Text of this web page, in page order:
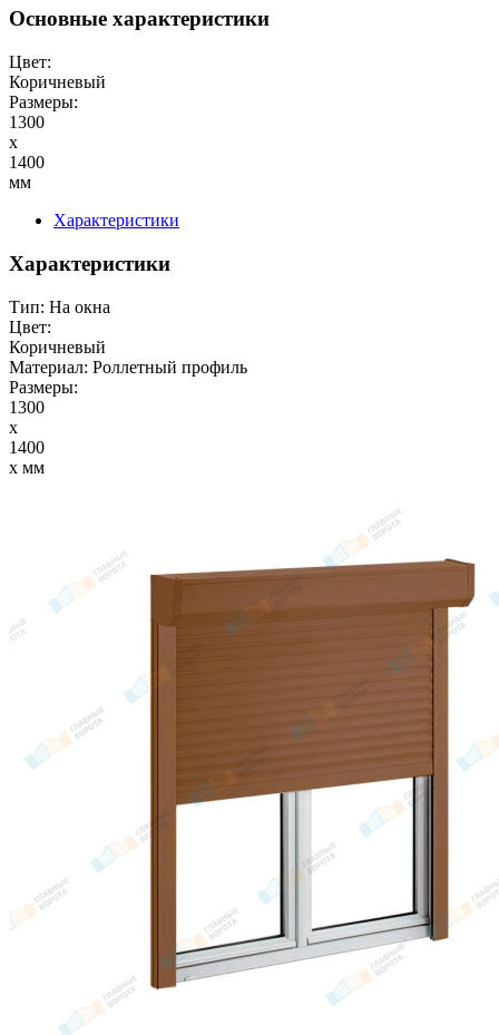
Основные характеристики
Цвет:
Коричневый
Размеры:
1300
x
1400
мм
Характеристики
Характеристики
Тип: На окна
Цвет:
Коричневый
Материал: Роллетный профиль
Размеры:
1300
x
1400
x мм